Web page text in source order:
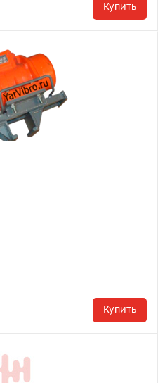
Купить
Купить